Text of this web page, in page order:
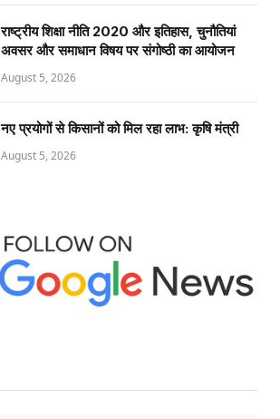
राष्ट्रीय शिक्षा नीति 2020 और इतिहास, चुनौतियां
अवसर और समाधान विषय पर संगोष्ठी का आयोजन
August 5, 2026
नए प्रयोगों से किसानों को मिल रहा लाभ: कृषि मंत्री
August 5, 2026